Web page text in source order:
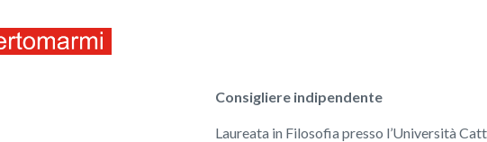
Consigliere indipendente
Laureata in Filosofia presso l’Università